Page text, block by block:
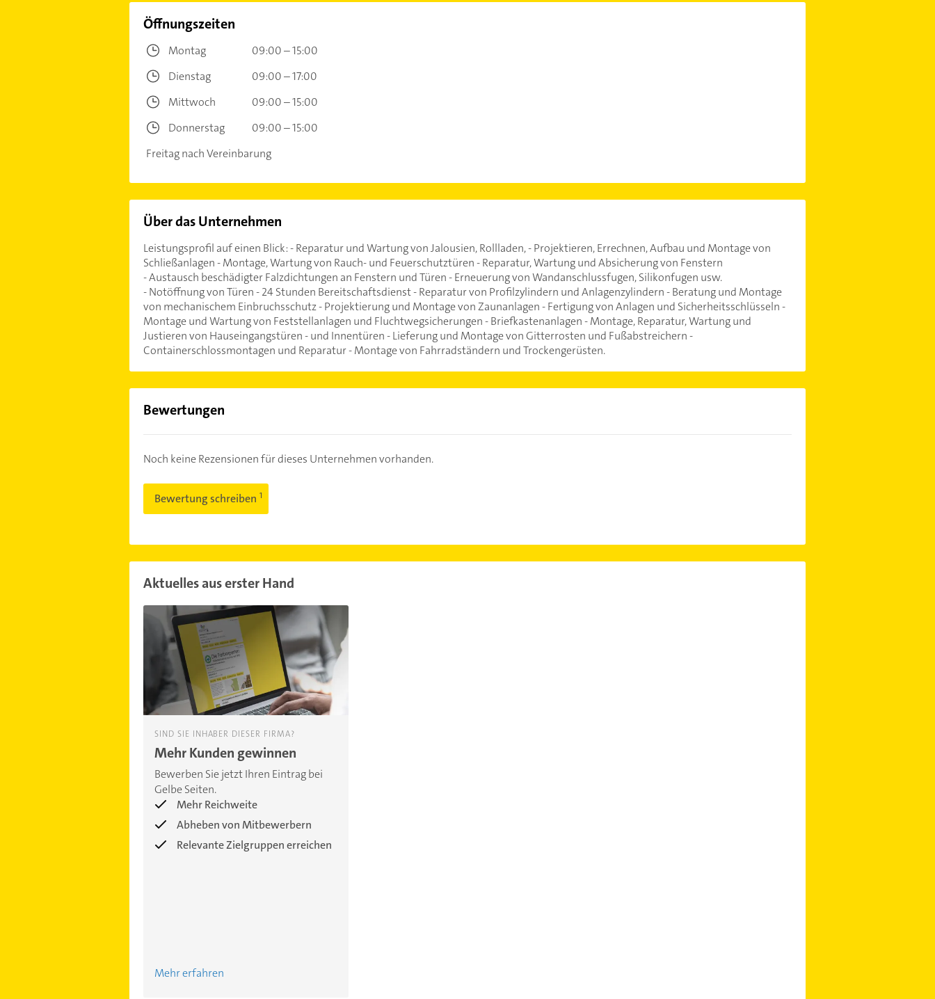
Öffnungszeiten
Montag
09:00 – 15:00
Dienstag
09:00 – 17:00
Mittwoch
09:00 – 15:00
Donnerstag
09:00 – 15:00
Freitag nach Vereinbarung
Über das Unternehmen
Leistungsprofil auf einen Blick: - Reparatur und Wartung von Jalousien, Rollladen, - Projektieren, Errechnen, Aufbau und Montage von
Schließanlagen - Montage, Wartung von Rauch- und Feuerschutztüren - Reparatur, Wartung und Absicherung von Fenstern
- Austausch beschädigter Falzdichtungen an Fenstern und Türen - Erneuerung von Wandanschlussfugen, Silikonfugen usw.
- Notöffnung von Türen - 24 Stunden Bereitschaftsdienst - Reparatur von Profilzylindern und Anlagenzylindern - Beratung und Montage
von mechanischem Einbruchsschutz - Projektierung und Montage von Zaunanlagen - Fertigung von Anlagen und Sicherheitsschlüsseln -
Montage und Wartung von Feststellanlagen und Fluchtwegsicherungen - Briefkastenanlagen - Montage, Reparatur, Wartung und
Justieren von Hauseingangstüren - und Innentüren - Lieferung und Montage von Gitterrosten und Fußabstreichern -
Containerschlossmontagen und Reparatur - Montage von Fahrradständern und Trockengerüsten.
Bewertungen
Noch keine Rezensionen für dieses Unternehmen vorhanden.
Bewertung schreiben
Aktuelles aus erster Hand
SIND SIE INHABER DIESER FIRMA?
Mehr Kunden gewinnen
Bewerben Sie jetzt Ihren Eintrag bei
Gelbe Seiten.
Mehr Reichweite
Abheben von Mitbewerbern
Relevante Zielgruppen erreichen
Mehr erfahren